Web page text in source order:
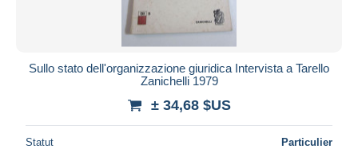
Sullo stato dell'organizzazione giuridica Intervista a Tarello
Zanichelli 1979
± 34,68 $US
Statut Particulier